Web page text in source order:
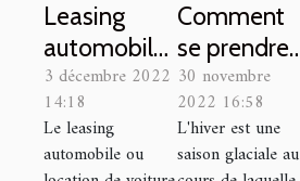
Leasing
automobile :
comment
ça
fonctionne ?
3 décembre 2022
14:18
Le leasing
automobile ou
Comment
se prendre
en charge
afin de
passer un
bon hiver?
30 novembre
2022 16:58
L'hiver est une
saison glaciale au